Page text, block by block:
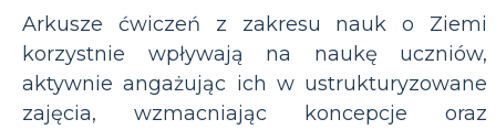
Arkusze ćwiczeń z zakresu nauk o Ziemi
korzystnie wpływają na naukę uczniów,
aktywnie angażując ich w ustrukturyzowane
zajęcia, wzmacniając koncepcje oraz